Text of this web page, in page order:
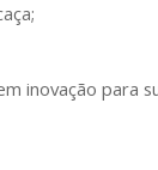
inovação para